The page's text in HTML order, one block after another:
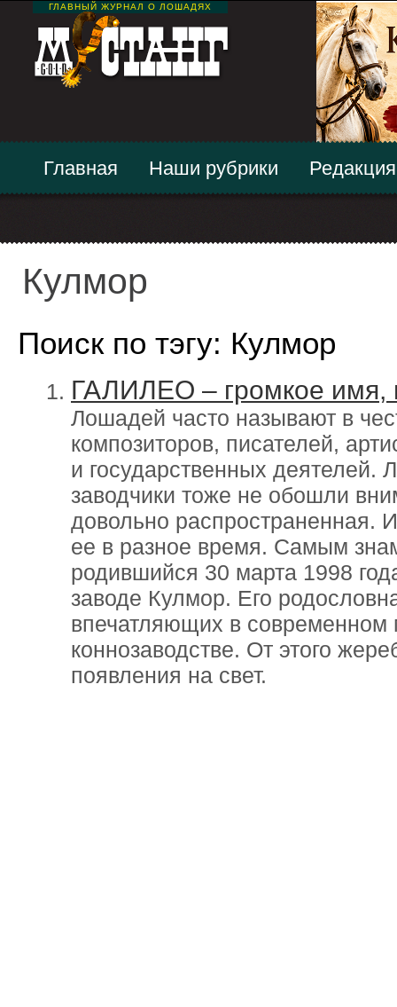
ГЛАВНЫЙ ЖУРНАЛ О ЛОШАДЯХ
Главная Наши рубрики Редакция
Кулмор
Поиск по тэгу: Кулмор
ГАЛИЛЕО – громкое имя,
Лошадей часто называют в
композиторов, писателей,
и государственных деятелей.
заводчики тоже не обошли
довольно распространенная.
ее в разное время. Самым
родившийся 30 марта 1998
заводе Кулмор. Его
впечатляющих в современном
коннозаводстве. От этого
появления на свет.